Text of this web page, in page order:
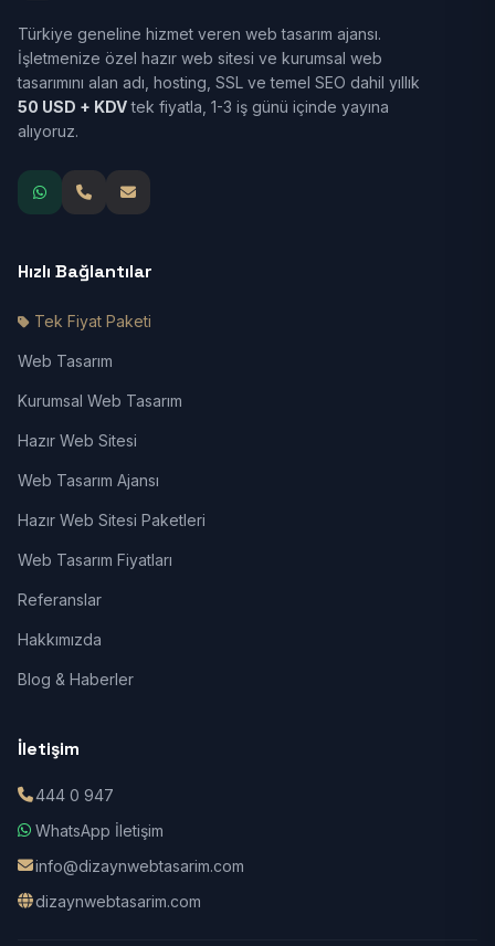
Türkiye geneline hizmet veren web tasarım ajansı.
İşletmenize özel hazır web sitesi ve kurumsal web
tasarımını alan adı, hosting, SSL ve temel SEO dahil yıllık
50 USD + KDVtek fiyatla, 1-3 iş günü içinde yayına
alıyoruz.
Hızlı Bağlantılar
Tek Fiyat Paketi
Web Tasarım
Kurumsal Web Tasarım
Hazır Web Sitesi
Web Tasarım Ajansı
Hazır Web Sitesi Paketleri
Web Tasarım Fiyatları
Referanslar
Hakkımızda
Blog & Haberler
İletişim
444 0 947
WhatsApp İletişim
info@dizaynwebtasarim.com
dizaynwebtasarim.com